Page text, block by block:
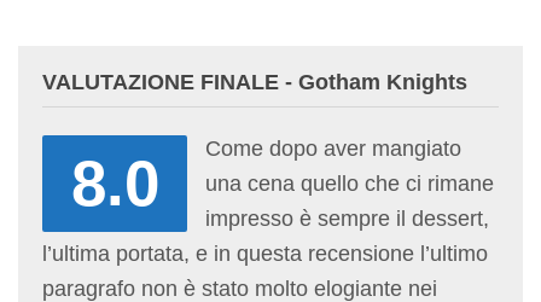
VALUTAZIONE FINALE - Gotham Knights
8.0
Come dopo aver mangiato
una cena quello che ci rimane
impresso è sempre il dessert,
l’ultima portata, e in questa recensione l’ultimo
paragrafo non è stato molto elogiante nei